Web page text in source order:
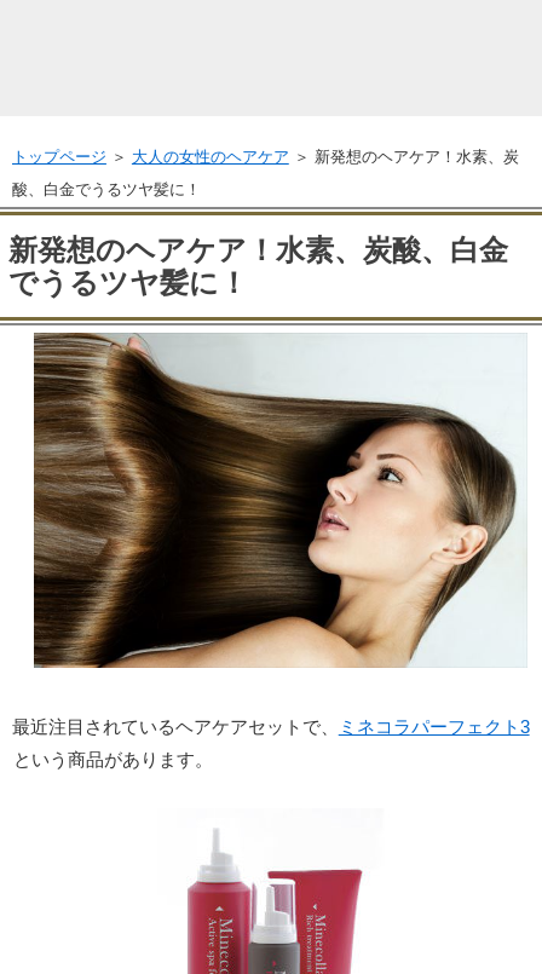
トップページ ＞ 大人の女性のヘアケア ＞ 新発想のヘアケア！水素、炭
酸、白金でうるツヤ髪に！
新発想のヘアケア！水素、炭酸、白金
でうるツヤ髪に！
最近注目されているヘアケアセットで、
ミネコラパーフェクト3
という商品があります。